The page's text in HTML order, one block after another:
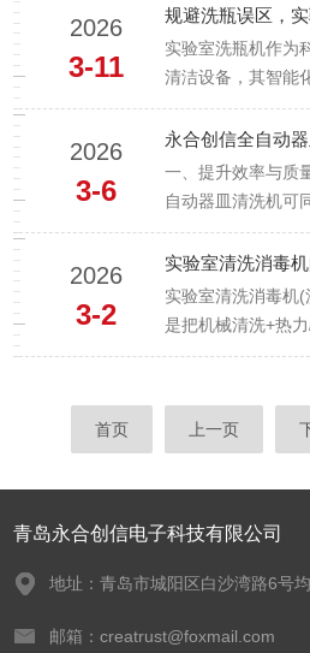
影响实验动物健康
性。别再被手动清
水瓶清洗机，专为
2026
3-11
实验室洗瓶机作为
清洁设备，其智能
瓶，大幅提升清洁
中，多数使用者因
瓶误区，导致清洁
缩短等问题。本文
2026
3-6
一、提升效率与质
自动器皿清洗机可
程序自动完成清洗
短清洗时间，相比
松应对高通量实验
设备可精准控制水
2026
3-2
实验室清洗消毒机
是把机械清洗+热
里，通过标准化程
看。一、基本工作
括：预冲洗→主洗...
首页 上一页
青岛永合创信电子科技有限公司
地址：青岛市城阳区白沙湾路6号
邮箱：creatrust@foxmail.com